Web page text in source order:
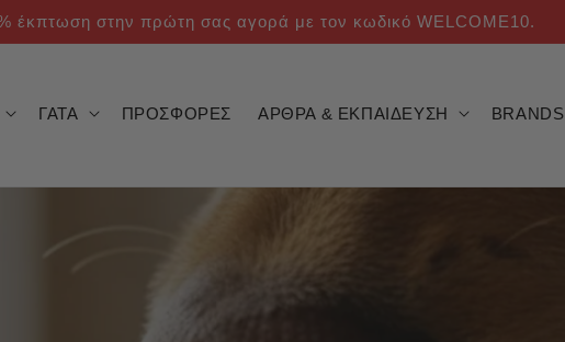
έκπτωση στην πρώτη σας αγορά με τον κωδικό WELCOME10.
ΓΑΤΑ ΠΡΟΣΦΟΡΕΣ ΑΡΘΡΑ & ΕΚΠΑΙΔΕΥΣΗ BRANDS